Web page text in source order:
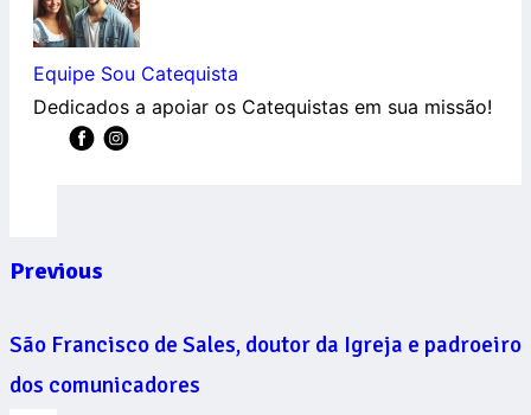
Equipe Sou Catequista
Dedicados a apoiar os Catequistas em sua missão!
Previous
São Francisco de Sales, doutor da Igreja e padroeiro
dos comunicadores